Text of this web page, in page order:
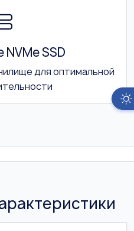
SSD
для оптимальной